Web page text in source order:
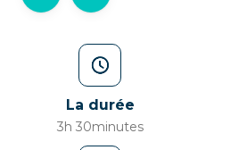
La durée
3h 30minutes